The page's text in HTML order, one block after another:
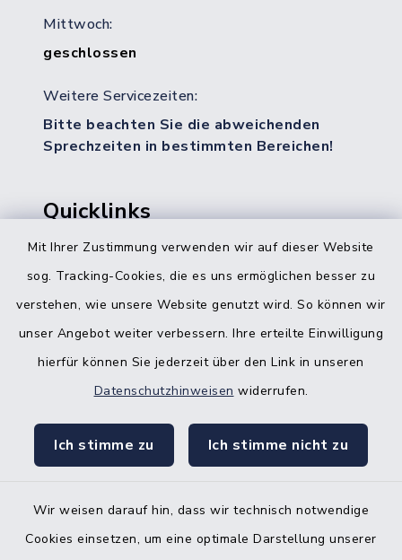
Mit Ihrer Zustimmung verwenden wir auf dieser Website
sog. Tracking-Cookies, die es uns ermöglichen besser zu
verstehen, wie unsere Website genutzt wird. So können wir
unser Angebot weiter verbessern. Ihre erteilte Einwilligung
hierfür können Sie jederzeit über den Link in unseren
Datenschutzhinweisen widerrufen.
Ich stimme zu Ich stimme nicht zu
Wir weisen darauf hin, dass wir technisch notwendige
Cookies einsetzen, um eine optimale Darstellung unserer
Mittwoch:
geschlossen
Weitere Servicezeiten:
Bitte beachten Sie die abweichenden
Sprechzeiten in bestimmten Bereichen!
Quicklinks
Bürgerbüro Hohenwestedt
Bürgerbüro Hanerau-Hademarschen
Nebenstelle Padenstedt
Gleichstellungsbüro